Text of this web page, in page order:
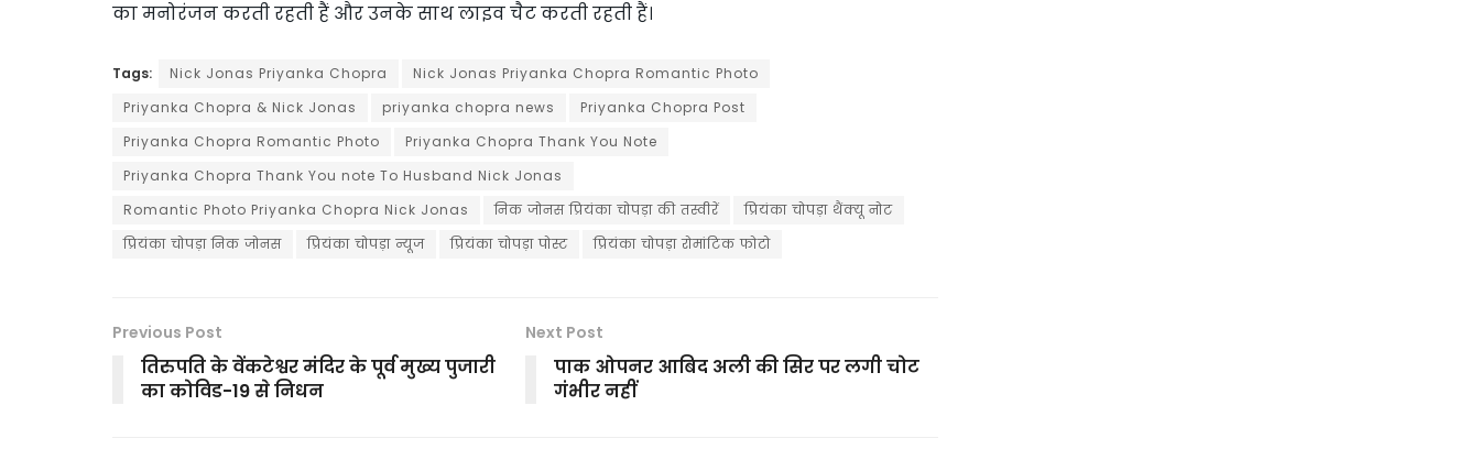
का मनोरंजन करती रहती हैं और उनके साथ लाइव चैट करती रहती हैं।
Tags: Nick Jonas Priyanka Chopra
Nick Jonas Priyanka Chopra Romantic Photo
Priyanka Chopra & Nick Jonas
priyanka chopra news
Priyanka Chopra Post
Priyanka Chopra Romantic Photo
Priyanka Chopra Thank You Note
Priyanka Chopra Thank You note To Husband Nick Jonas
Romantic Photo Priyanka Chopra Nick Jonas
निक जोनस प्रियंका चोपड़ा की तस्वीरें
प्रियंका चोपड़ा थैंक्यू नोट
प्रियंका चोपड़ा निक जोनस
प्रियंका चोपड़ा न्यूज प्रियंका चोपड़ा पोस्ट प्रियंका चोपड़ा रोमांटिक फोटो
Previous Post
तिरुपति के वेंकटेश्वर मंदिर के पूर्व मुख्य पुजारी
का कोविड-19 से निधन
Next Post
पाक ओपनर आबिद अली की सिर पर लगी चोट
गंभीर नहीं